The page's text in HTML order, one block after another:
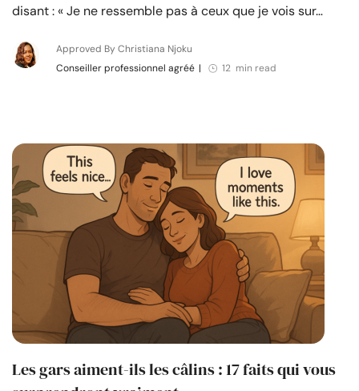
disant : « Je ne ressemble pas à ceux que je vois sur…
Approved By Christiana Njoku
Conseiller professionnel agréé | 12 min read
Les gars aiment-ils les câlins : 17 faits qui vous